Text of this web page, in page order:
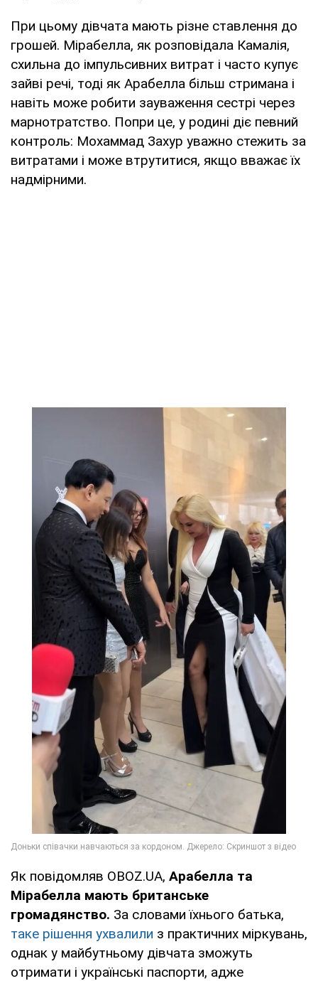
При цьому дівчата мають різне ставлення до
грошей. Мірабелла, як розповідала Камалія,
схильна до імпульсивних витрат і часто купує
зайві речі, тоді як Арабелла більш стримана і
навіть може робити зауваження сестрі через
марнотратство. Попри це, у родині діє певний
контроль: Мохаммад Захур уважно стежить за
витратами і може втрутитися, якщо вважає їх
надмірними.
Як повідомляв OBOZ.UA, Арабелла та
Мірабелла мають британське
громадянство. За словами їхнього батька,
таке рішення ухвалили з практичних міркувань,
однак у майбутньому дівчата зможуть
отримати і українські паспорти, адже